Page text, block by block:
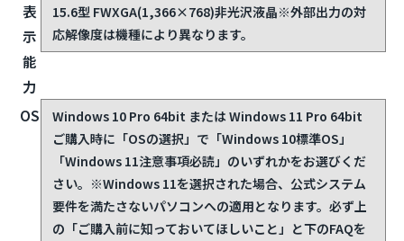
表
示
能
力
15.6型 FWXGA(1,366×768)非光沢液晶※外部出力の対
応解像度は機種により異なります。
OS
Windows 10 Pro 64bit または Windows 11 Pro 64bit
ご購入時に「OSの選択」で「Windows 10標準OS」
「Windows 11注意事項必読」のいずれかをお選びくだ
さい。 ※Windows 11を選択された場合、公式システム
要件を満たさないパソコンへの適用となります。必ず上
の「ご購入前に知っておいてほしいこと」と下のFAQを